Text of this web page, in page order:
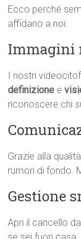
Ecco perché
affidano a noi:
Immagini
I nostri
definizione e
riconoscere chi
Grazie alla
rumori di fondo.
Gestione
Apri il cancello